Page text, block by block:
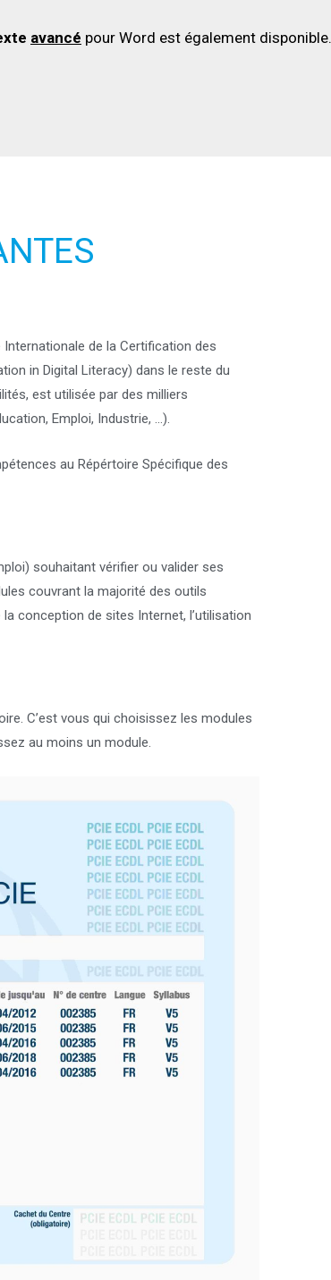
avancé pour Word est également disponible.
de la Certification des
in Digital Literacy) dans le reste du
est utilisée par des milliers
Emploi, Industrie, …).
au Répértoire Spécifique des
souhaitant vérifier ou valider ses
couvrant la majorité des outils
conception de sites Internet, l’utilisation
C’est vous qui choisissez les modules
au moins un module.